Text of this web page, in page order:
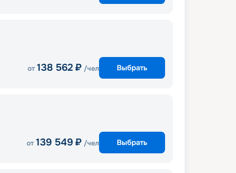
от 138 562 ₽ /чел Выбрать
от 139 549 ₽ /чел Выбрать